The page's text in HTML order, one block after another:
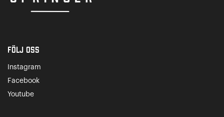
Följ oss
Instagram
Facebook
Youtube